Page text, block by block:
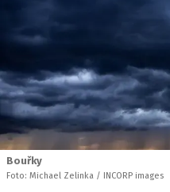
Bouřky
Foto: Michael Zelinka / INCORP images